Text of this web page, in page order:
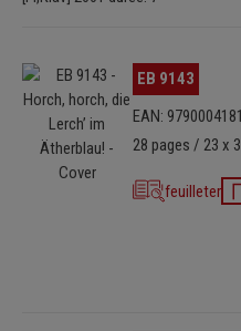
Ignorer la galerie d'images
EB 9143
EAN:
28 pages / 23 x
feuilleter